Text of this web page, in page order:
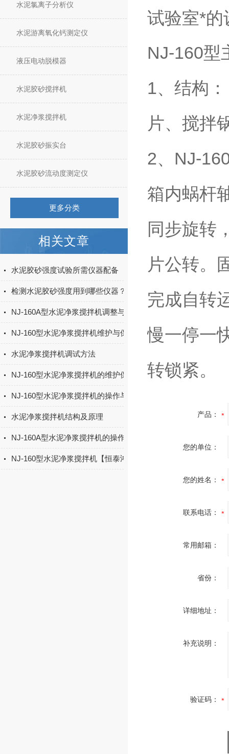
水泥氯离子分析仪
水泥游离氧化钙测定仪
液压电动脱模器
水泥胶砂搅拌机
水泥净浆搅拌机
水泥胶砂振实台
水泥胶砂流动度测定仪
更多分类
相关文章
水泥胶砂强度试验所需仪器配备
检测水泥胶砂强度用到哪些仪器？
NJ-160A型水泥净浆搅拌机调整与保养
NJ-160型水泥净浆搅拌机维护与保养
水泥净浆搅拌机调试方法
NJ-160型水泥净浆搅拌机的维护保养
NJ-160型水泥净浆搅拌机的操作与使用
水泥净浆搅拌机结构及原理
NJ-160A型水泥净浆搅拌机的操作使用及保养
NJ-160型水泥净浆搅拌机【恒泰鸿基供应】操作使用
试验室*
NJ-160型
1、结构：
片、搅拌
2、 NJ-
箱内蜗杆
同步旋转
片公转。
完成自转
慢一停一
转锁紧。
产品：
您的单位：
您的姓名：
联系电话：
常用邮箱：
省份：
详细地址：
补充说明：
验证码：